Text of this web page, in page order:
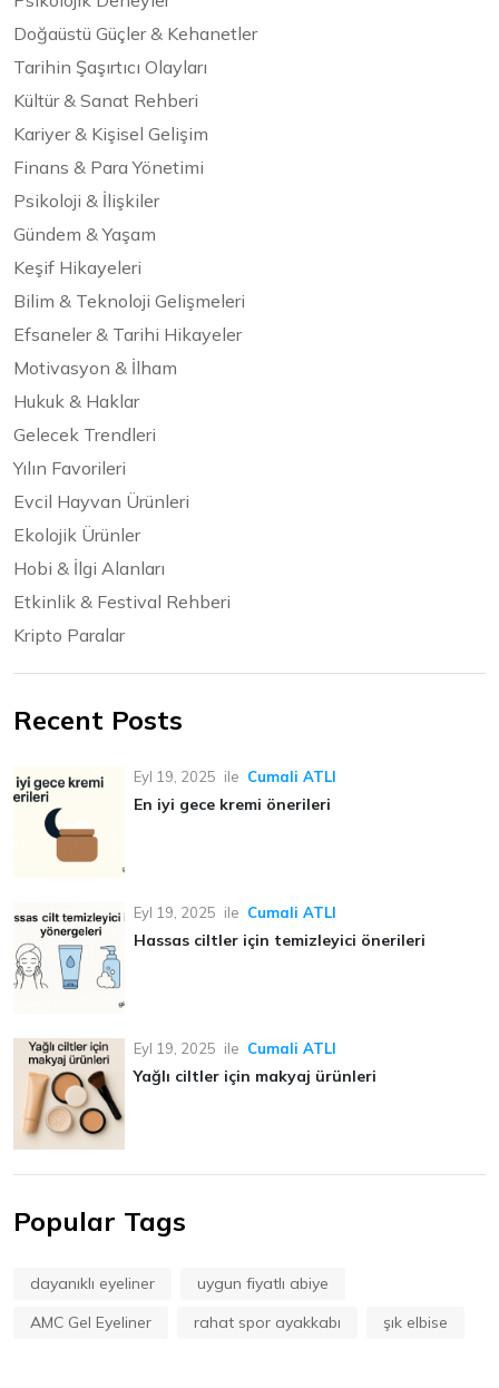
Doğaüstü Güçler & Kehanetler
Tarihin Şaşırtıcı Olayları
Kültür & Sanat Rehberi
Kariyer & Kişisel Gelişim
Finans & Para Yönetimi
Psikoloji & İlişkiler
Gündem & Yaşam
Keşif Hikayeleri
Bilim & Teknoloji Gelişmeleri
Efsaneler & Tarihi Hikayeler
Motivasyon & İlham
Hukuk & Haklar
Gelecek Trendleri
Yılın Favorileri
Evcil Hayvan Ürünleri
Ekolojik Ürünler
Hobi & İlgi Alanları
Etkinlik & Festival Rehberi
Kripto Paralar
Recent Posts
Eyl 19, 2025 ile Cumali ATLI
En iyi gece kremi önerileri
Eyl 19, 2025 ile Cumali ATLI
Hassas ciltler için temizleyici önerileri
Eyl 19, 2025 ile Cumali ATLI
Yağlı ciltler için makyaj ürünleri
Popular Tags
dayanıklı eyeliner
uygun fiyatlı abiye
AMC Gel Eyeliner
rahat spor ayakkabı şık elbise